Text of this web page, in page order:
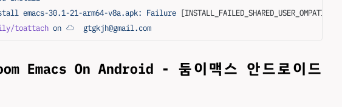
emacs-30.1-21-arm64-v8a.apk: Failure [INSTALL_FAILED_SHARED_USER_OMPATIBLE:
toattach on ☁️
  gtgkjh@gmail.com
Emacs On Android - 둠이맥스 안드로이드